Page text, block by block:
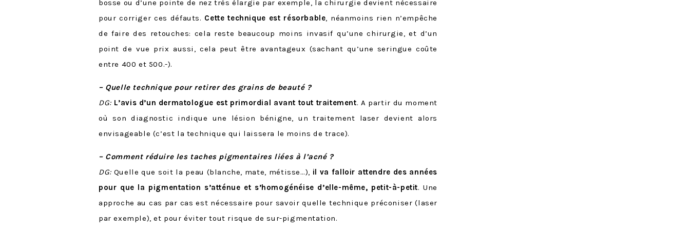
bosse ou d’une pointe de nez très élargie par exemple, la chirurgie devient nécessaire
pour corriger ces défauts. Cette technique est résorbable , néanmoins rien n’empêche
de faire des retouches: cela reste beaucoup moins invasif qu’une chirurgie, et d’un
point de vue prix aussi, cela peut être avantageux (sachant qu’une seringue coûte
entre 400 et 500.-).
– Quelle technique pour retirer des grains de beauté ?
DG: L’avis d’un dermatologue est primordial avant tout traitement. A partir du moment
où son diagnostic indique une lésion bénigne, un traitement laser devient alors
envisageable (c’est la technique qui laissera le moins de trace).
– Comment réduire les taches pigmentaires liées à l’acné ?
DG:Quelle que soit la peau (blanche, mate, métisse…), il va falloir attendre des années
pour que la pigmentation s’atténue et s’homogénéise d’elle-même, petit-à-petit. Une
approche au cas par cas est nécessaire pour savoir quelle technique préconiser (laser
par exemple), et pour éviter tout risque de sur-pigmentation.